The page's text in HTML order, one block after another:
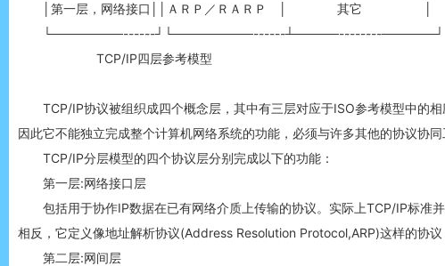
│第一层，网络接口││ＡＲＰ／ＲＡＲＰ │ 其它 │
└────────------┘└─────────------┴─────--------──────┘
TCP/IP四层参考模型
TCP/IP协议被组织成四个概念层，其中有三层对应于ISO参考模型中的相
因此它不能独立完成整个计算机网络系统的功能，必须与许多其他的协议协同
TCP/IP分层模型的四个协议层分别完成以下的功能：
第一层:网络接口层
包括用于协作IP数据在已有网络介质上传输的协议。实际上TCP/IP标准并
相反，它定义像地址解析协议(Address Resolution Protocol,ARP)这样的协
第二层:网间层